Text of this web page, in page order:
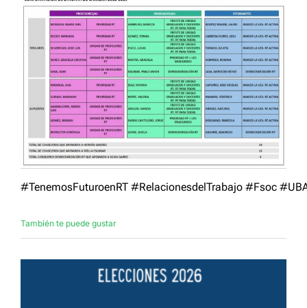
#TenemosFuturoenRT #RelacionesdelTrabajo #Fsoc #
También te puede gustar